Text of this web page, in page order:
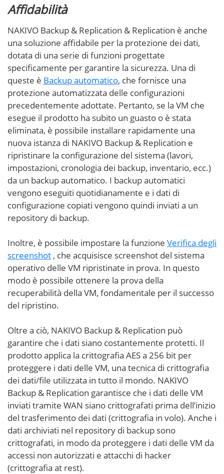
Affidabilità
NAKIVO Backup & Replication & Replication è anche
una soluzione affidabile per la protezione dei dati,
dotata di una serie di funzioni progettate
specificamente per garantire la sicurezza. Una di
queste è Backup automatico, che fornisce una
protezione automatizzata delle configurazioni
precedentemente adottate. Pertanto, se la VM che
esegue il prodotto ha subito un guasto o è stata
eliminata, è possibile installare rapidamente una
nuova istanza di NAKIVO Backup & Replication e
ripristinare la configurazione del sistema (lavori,
impostazioni, cronologia dei backup, inventario, ecc.)
da un backup automatico. I backup automatici
vengono eseguiti quotidianamente e i dati di
configurazione copiati vengono quindi inviati a un
repository di backup.
Inoltre, è possibile impostare la funzione Verifica degli
screenshot , che acquisisce screenshot del sistema
operativo delle VM ripristinate in prova. In questo
modo è possibile ottenere la prova della
recuperabilità della VM, fondamentale per il successo
del ripristino.
Oltre a ciò, NAKIVO Backup & Replication può
garantire che i dati siano costantemente protetti. Il
prodotto applica la crittografia AES a 256 bit per
proteggere i dati delle VM, una tecnica di crittografia
dei dati/file utilizzata in tutto il mondo. NAKIVO
Backup & Replication garantisce che i dati delle VM
inviati tramite WAN siano crittografati prima dell’inizio
del trasferimento dei dati (crittografia in volo). Anche i
dati archiviati nel repository di backup sono
crittografati, in modo da proteggere i dati delle VM da
accessi non autorizzati e attacchi di hacker
(crittografia at rest).